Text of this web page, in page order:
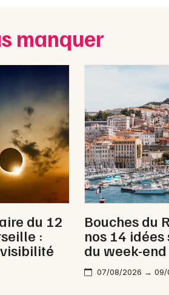
manquer
du 12
:
Bouches du
nos 14
du week-end
07/08/2026 → 09/